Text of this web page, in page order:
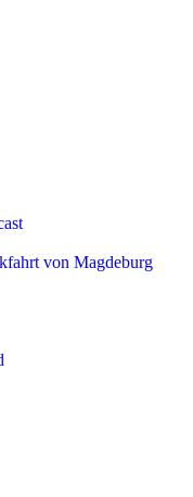
von Magdeburg